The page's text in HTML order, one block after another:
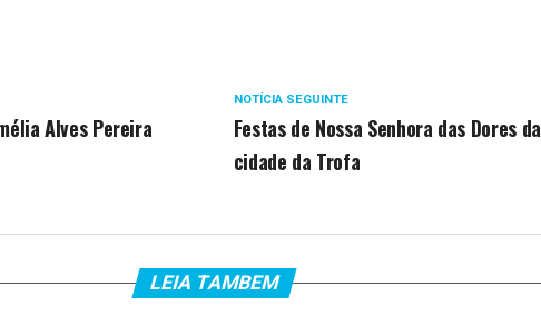
NOTÍCIA SEGUINTE
Festas de Nossa Senhora das Dores da
cidade da Trofa
Alves Pereira
LEIA TAMBEM